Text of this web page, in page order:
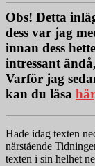
Obs! Detta
dess var jag
innan dess
intressant
Varför jag
kan du läsa här
Hade idag texten
närstående
texten i sin helhet